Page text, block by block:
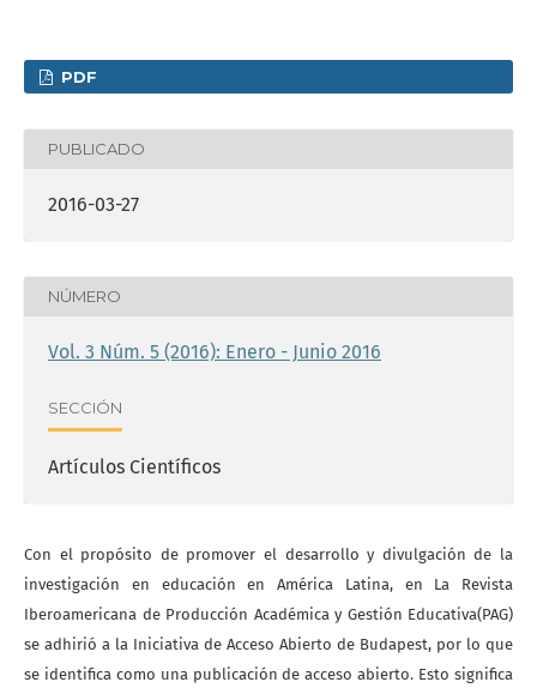
PDF
PUBLICADO
2016-03-27
NÚMERO
Vol. 3 Núm. 5 (2016): Enero - Junio 2016
SECCIÓN
Artículos Científicos
Con el propósito de promover el desarrollo y divulgación de la
investigación en educación en América Latina, en La Revista
Iberoamericana de Producción Académica y Gestión Educativa(PAG)
se adhirió a la Iniciativa de Acceso Abierto de Budapest, por lo que
se identifica como una publicación de acceso abierto. Esto significa